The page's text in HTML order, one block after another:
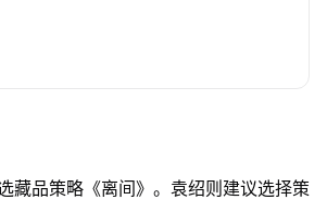
藏品策略《离间》。 袁绍则建议选择策